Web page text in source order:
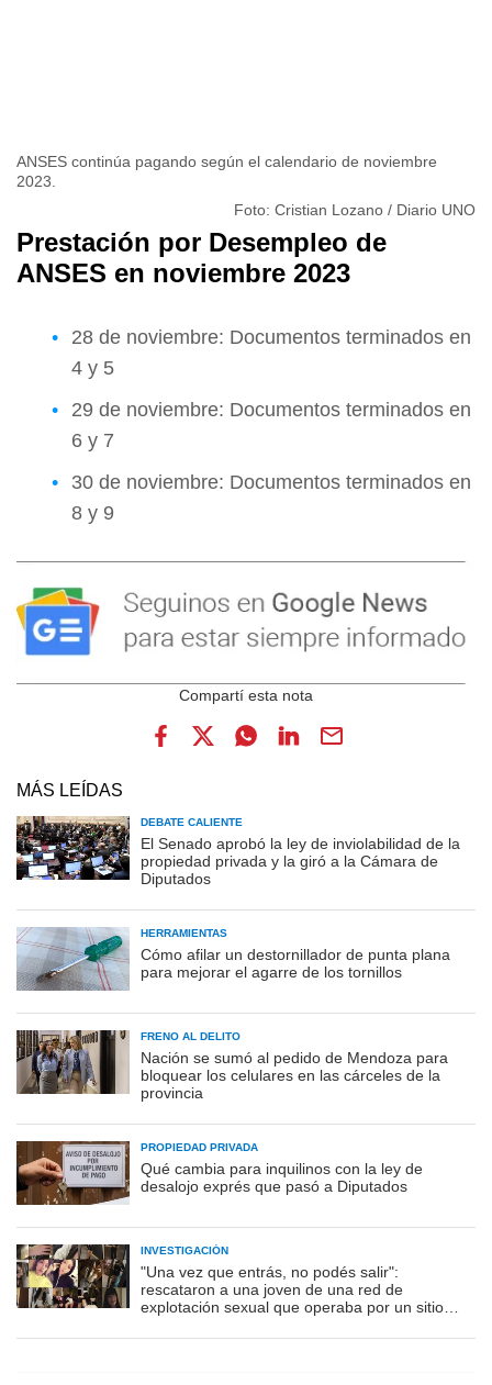
ANSES continúa pagando según el calendario de noviembre
2023.
Foto: Cristian Lozano / Diario UNO
Prestación por Desempleo de
ANSES en noviembre 2023
28 de noviembre: Documentos terminados en
4 y 5
29 de noviembre: Documentos terminados en
6 y 7
30 de noviembre: Documentos terminados en
8 y 9
MÁS LEÍDAS
DEBATE CALIENTE
El Senado aprobó la ley de inviolabilidad de la
propiedad privada y la giró a la Cámara de
Diputados
HERRAMIENTAS
Cómo afilar un destornillador de punta plana
para mejorar el agarre de los tornillos
FRENO AL DELITO
Nación se sumó al pedido de Mendoza para
bloquear los celulares en las cárceles de la
provincia
PROPIEDAD PRIVADA
Qué cambia para inquilinos con la ley de
desalojo exprés que pasó a Diputados
INVESTIGACIÓN
"Una vez que entrás, no podés salir":
rescataron a una joven de una red de
explotación sexual que operaba por un sitio